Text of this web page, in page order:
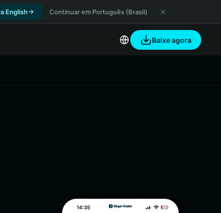
English Continuar em Português (Brasil)
Baixe agora